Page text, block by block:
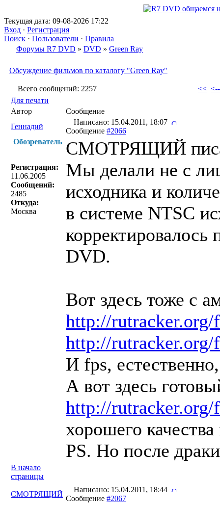
Текущая дата: 09-08-2026 17:22
Вход · Регистрация
Поиск · Пользователи · Правила
Форумы R7 DVD » DVD » Green Ray
Обсуждение фильмов по каталогу "Green Ray"
Всего сообщений: 2257 <<
Для печати
Автор
Сообщение
Геннадий
Написано: 15.04.2011, 18:07
Сообщение #2066
Обозреватель
Регистрация:
11.06.2005
Сообщений:
2485
Откуда:
Москва
СМОТРЯЩИЙ
Мы делали не с
исходника и
в системе NTSC
корректировалось
DVD.
Вот здесь тоже с
http://
http://
И fps,
А вот здесь
http://
хорошего
PS. Но после
В начало
страницы
СМОТРЯЩИЙ
Написано: 15.04.2011, 18:44
Сообщение #2067